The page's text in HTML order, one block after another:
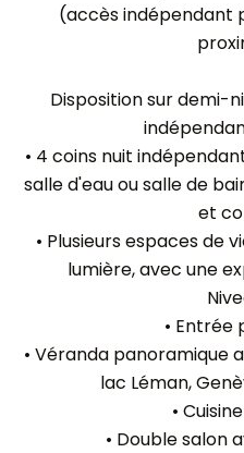
(accès indépendant
Disposition sur demi-
• 4 coins nuit
salle d'eau ou salle de
et
• Plusieurs espaces de
lumière, avec une
• Entrée
• Véranda panoramique
lac Léman,
•
• Double salon